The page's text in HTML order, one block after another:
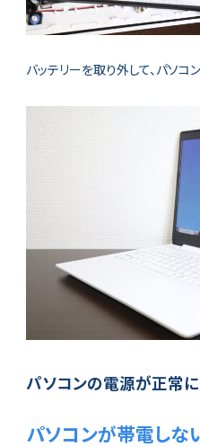
バッテリーを取り外して、パソコ
パソコンの電源が正常に
パソコンが帯電しな